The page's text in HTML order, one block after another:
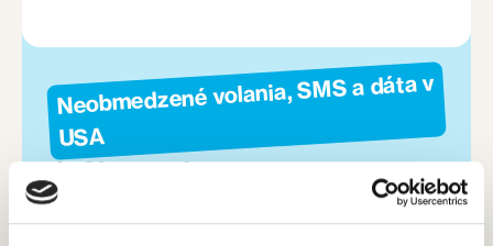
Neobmedzené volania, SMS a dáta v
USA
J1 Sim card
J1 SIM ponúka neobmedzené volania, SMS